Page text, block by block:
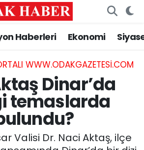
Haberleri Ekonomi
WWW.ODAKGAZETESI.COM
Dinar’da
temaslarda
Valisi Dr. Naci Aktaş, ilçe
HABERLERİ
Durumu ve Fikstür